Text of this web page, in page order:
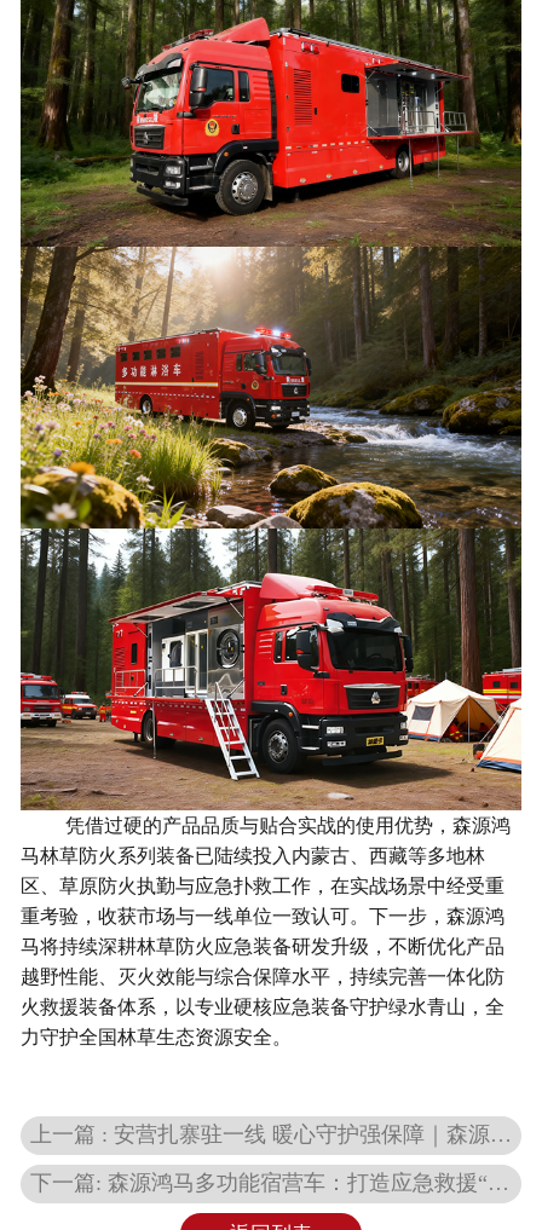
凭借过硬的产品品质与贴合实战的使用优势，森源鸿
马林草防火系列装备已陆续投入内蒙古、西藏等多地林
区、草原防火执勤与应急扑救工作，在实战场景中经受重
重考验，收获市场与一线单位一致认可。下一步，森源鸿
马将持续深耕林草防火应急装备研发升级，不断优化产品
越野性能、灭火效能与综合保障水平，持续完善一体化防
火救援装备体系，以专业硬核应急装备守护绿水青山，全
力守护全国林草生态资源安全。
上一篇 : 安营扎寨驻一线 暖心守护强保障｜森源鸿马宿营方舱筑牢应急休整防线
下一篇: 森源鸿马多功能宿营车：打造应急救援“移动之家”